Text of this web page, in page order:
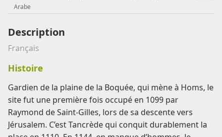
Arabe
Description
Français
Histoire
Gardien de la plaine de la Boquée, qui mène à Homs, le
site fut une première fois occupé en 1099 par
Raymond de Saint-Gilles, lors de sa descente vers
Jérusalem. C’est Tancrède qui conquit durablement la